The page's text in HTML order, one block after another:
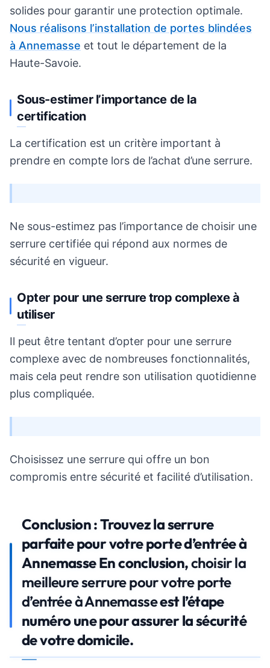
solides pour garantir une protection optimale.
Nous réalisons l’installation de portes blindées
à Annemasse et tout le département de la
Haute-Savoie.
Sous-estimer l’importance de la
certification
La certification est un critère important à
prendre en compte lors de l’achat d’une serrure.
Ne sous-estimez pas l’importance de choisir une
serrure certifiée qui répond aux normes de
sécurité en vigueur.
Opter pour une serrure trop complexe à
utiliser
Il peut être tentant d’opter pour une serrure
complexe avec de nombreuses fonctionnalités,
mais cela peut rendre son utilisation quotidienne
plus compliquée.
Choisissez une serrure qui offre un bon
compromis entre sécurité et facilité d’utilisation.
Conclusion : Trouvez la serrure
parfaite pour votre porte d’entrée à
Annemasse En conclusion,choisir la
meilleure serrure pour votre porte
d’entrée à Annemasseest l’étape
numéro une pour assurer la sécurité
de votre domicile.